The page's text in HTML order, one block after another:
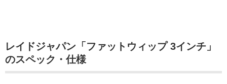
レイドジャパン「ファットウィップ 3インチ」
のスペック・仕様